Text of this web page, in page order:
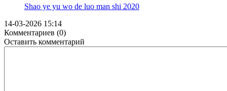
Shao ye yu wo de luo man shi 2020
14-03-2026 15:14
Комментариев (0)
Оставить комментарий